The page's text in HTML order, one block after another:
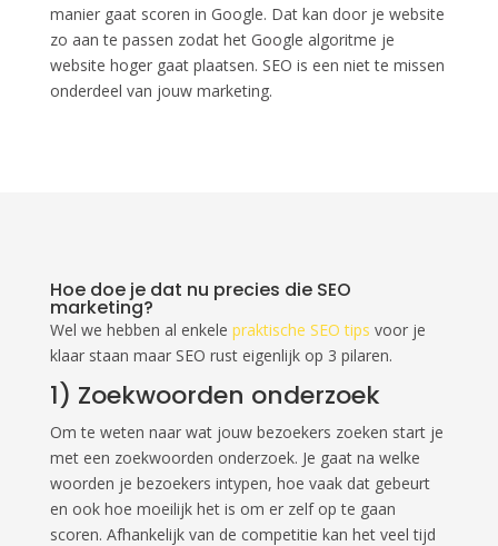
manier gaat scoren in Google. Dat kan door je website
zo aan te passen zodat het Google algoritme je
website hoger gaat plaatsen. SEO is een niet te missen
onderdeel van jouw marketing.
Hoe doe je dat nu precies die SEO
marketing?
Wel we hebben al enkele praktische SEO tips voor je
klaar staan maar SEO rust eigenlijk op 3 pilaren.
1) Zoekwoorden onderzoek
Om te weten naar wat jouw bezoekers zoeken start je
met een zoekwoorden onderzoek. Je gaat na welke
woorden je bezoekers intypen, hoe vaak dat gebeurt
en ook hoe moeilijk het is om er zelf op te gaan
scoren. Afhankelijk van de competitie kan het veel tijd